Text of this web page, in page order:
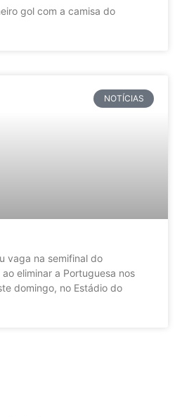
gol com a camisa do
NOTÍCIAS
vaga na semifinal do
eliminar a Portuguesa nos
domingo, no Estádio do